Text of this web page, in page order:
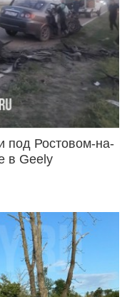
под Ростовом-на-
в Geely